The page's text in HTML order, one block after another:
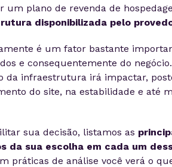
um plano de revenda de
disponibilizada pelo
é um fator bastante
e consequentemente do
da infraestrutura irá impactar,
do site, na estabilidade e até
sua decisão, listamos as
da sua escolha em cada um
práticas de análise você verá o